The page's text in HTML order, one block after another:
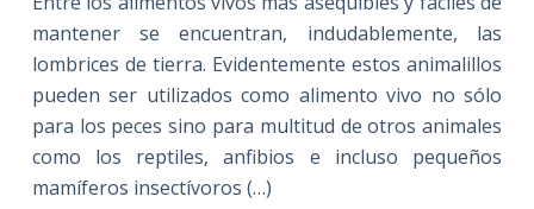
mantener se encuentran, indudablemente, las
lombrices de tierra. Evidentemente estos animalillos
pueden ser utilizados como alimento vivo no sólo
para los peces sino para multitud de otros animales
como los reptiles, anfibios e incluso pequeños
mamíferos insectívoros (…)